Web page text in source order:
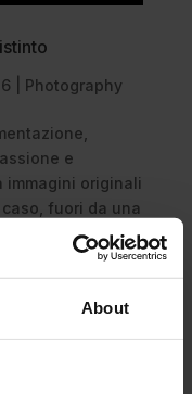
About
Photography
e
immagini originali
fuori da una
davvero poco